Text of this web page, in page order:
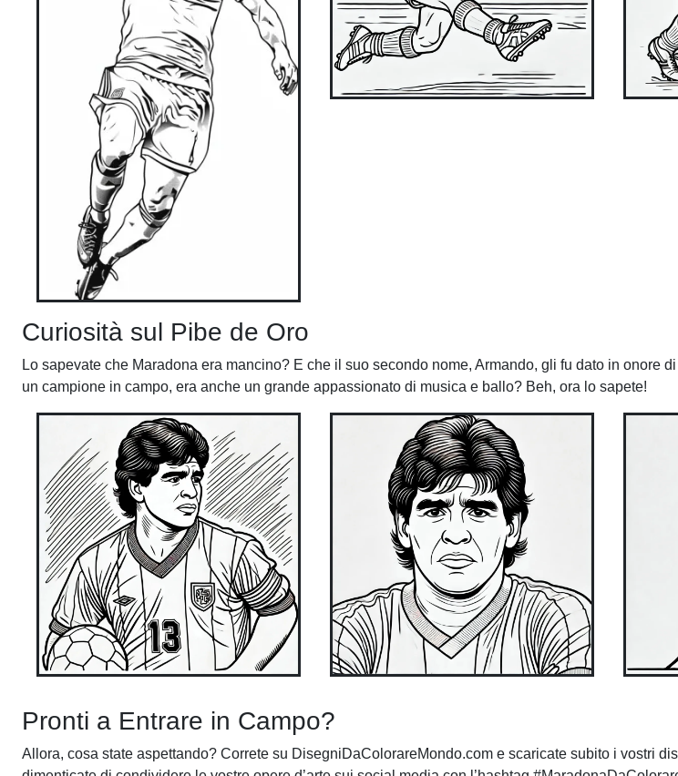
Curiosità sul Pibe de Oro
Lo sapevate che Maradona era mancino? E che il suo secondo nome, Armando, gli fu dato in onore
un campione in campo, era anche un grande appassionato di musica e ballo? Beh, ora lo sapete!
Pronti a Entrare in Campo?
Allora, cosa state aspettando? Correte su DisegniDaColorareMondo.com e scaricate subito i vostri